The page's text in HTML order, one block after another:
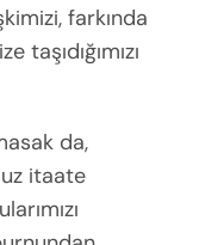
farkında
taşıdığımızı
da,
itaate